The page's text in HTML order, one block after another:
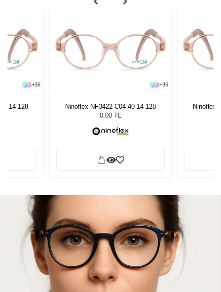
+36
14 128
+36
Ninoflex NF3422 C04 40 14 128
0,00 TL
Ninoflex